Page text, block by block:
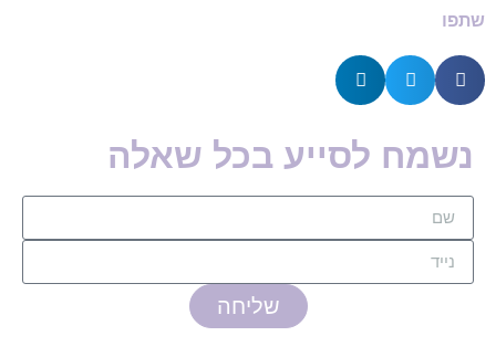
שתפו
נשמח לסייע בכל שאלה
שליחה